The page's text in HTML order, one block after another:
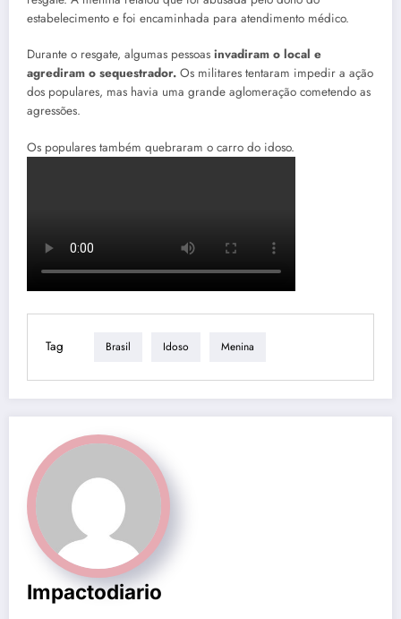
estabelecimento e foi encaminhada para atendimento médico.
Durante o resgate, algumas pessoas invadiram o local e
agrediram o sequestrador. Os militares tentaram impedir a ação
dos populares, mas havia uma grande aglomeração cometendo as
agressões.
Os populares também quebraram o carro do idoso.
Tag Brasil Idoso Menina
Impactodiario